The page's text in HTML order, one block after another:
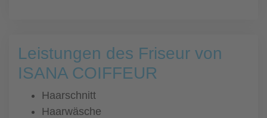
Leistungen des Friseur von
ISANA COIFFEUR
Haarschnitt
Haarwäsche